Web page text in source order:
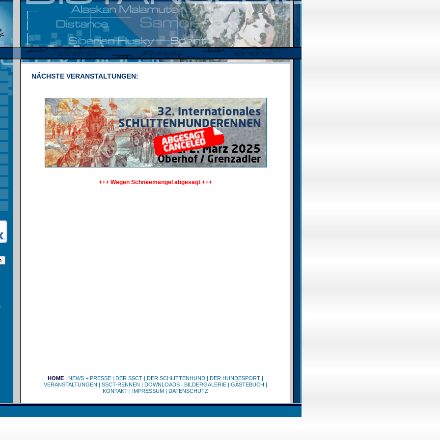
NÄCHSTE VERANSTALTUNGEN:
+++ Wegen Schneemangel abgesagt +++
HOME| NEWS + PRESSE| DER SSCT| DER SCHLITTENHUND| DER HUNDESPORT|
VERANSTALTUNGEN | SSCT-RENNEN | DOWNLOADS| BILDERGALERIE| GÄSTEBUCH |
KONTAKT| IMPRESSUM| DATENSCHUTZ